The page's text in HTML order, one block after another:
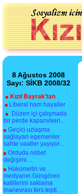
8 Ağustos 2008
Sayı: SİKB 2008/32
Kızıl Bayrak'tan
Liberal ham hayaller
Düzen içi çatışmada
bir perde kapanırken...
Geçici uzlaşma
sağlayan egemenler
sahte vaatler yayıyor...
Orduda nöbet
değişimi…
Hükümetin ve
medyanın Güngören
katillerini saklama
manevrası ters tepti…